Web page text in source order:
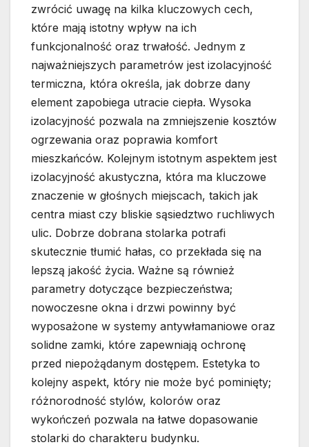
zwrócić uwagę na kilka kluczowych cech,
które mają istotny wpływ na ich
funkcjonalność oraz trwałość. Jednym z
najważniejszych parametrów jest izolacyjność
termiczna, która określa, jak dobrze dany
element zapobiega utracie ciepła. Wysoka
izolacyjność pozwala na zmniejszenie kosztów
ogrzewania oraz poprawia komfort
mieszkańców. Kolejnym istotnym aspektem jest
izolacyjność akustyczna, która ma kluczowe
znaczenie w głośnych miejscach, takich jak
centra miast czy bliskie sąsiedztwo ruchliwych
ulic. Dobrze dobrana stolarka potrafi
skutecznie tłumić hałas, co przekłada się na
lepszą jakość życia. Ważne są również
parametry dotyczące bezpieczeństwa;
nowoczesne okna i drzwi powinny być
wyposażone w systemy antywłamaniowe oraz
solidne zamki, które zapewniają ochronę
przed niepożądanym dostępem. Estetyka to
kolejny aspekt, który nie może być pominięty;
różnorodność stylów, kolorów oraz
wykończeń pozwala na łatwe dopasowanie
stolarki do charakteru budynku.